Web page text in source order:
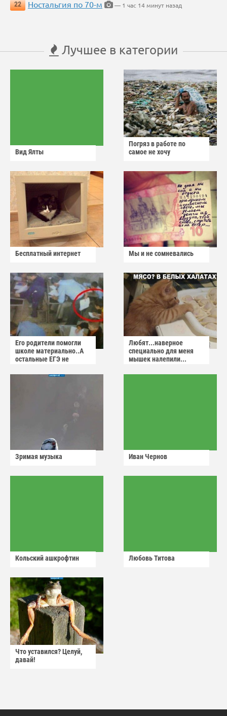
22
Ностальгия по 70-м — 1 час 14 минут назад
Лучшее в категории
Вид Ялты
Погряз в работе по
самое не хочу
Бесплатный интернет Мы и не сомневались
Его родители помогли
школе материально..А
остальные ЕГЭ не
Любят...наверное
специально для меня
мышек налепили...
Зримая музыка Иван Чернов
Кольский ашкрофтин Любовь Титова
Что уставился? Целуй,
давай!